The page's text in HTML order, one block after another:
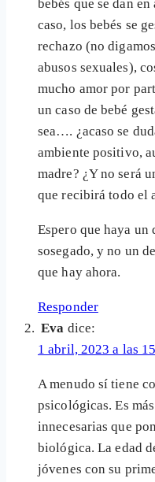
bebés que se dan
caso, los bebés se
rechazo (no
abusos sexuales),
mucho amor por
un caso de bebé
sea…. ¿acaso se
ambiente positivo,
madre? ¿Y no será
que recibirá todo el
Espero que haya
sosegado, y no un
que hay ahora.
Responder
Eva dice:
1 abril, 2023 a las
A menudo sí tiene
psicológicas. Es
innecesarias que
biológica. La edad
jóvenes con su